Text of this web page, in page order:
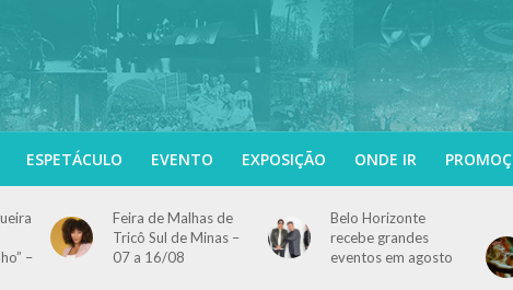
ESPETÁCULO EVENTO EXPOSIÇÃO ONDE IR
–
Feira de Malhas de
Tricô Sul de Minas –
07 a 16/08
Belo Horizonte
recebe grandes
eventos em agosto